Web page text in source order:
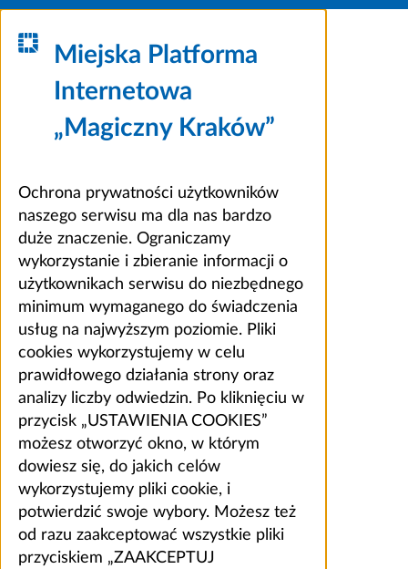
Miejska Platforma
Internetowa
„Magiczny Kraków”
Ochrona prywatności użytkowników
naszego serwisu ma dla nas bardzo
duże znaczenie. Ograniczamy
wykorzystanie i zbieranie informacji o
użytkownikach serwisu do niezbędnego
minimum wymaganego do świadczenia
usług na najwyższym poziomie. Pliki
cookies wykorzystujemy w celu
prawidłowego działania strony oraz
analizy liczby odwiedzin. Po kliknięciu w
przycisk „USTAWIENIA COOKIES”
możesz otworzyć okno, w którym
dowiesz się, do jakich celów
wykorzystujemy pliki cookie, i
potwierdzić swoje wybory. Możesz też
od razu zaakceptować wszystkie pliki
przyciskiem „ZAAKCEPTUJ